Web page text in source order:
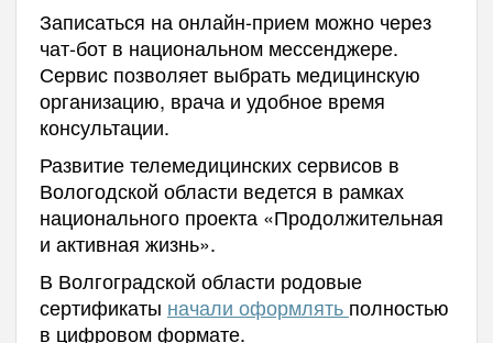
Записаться на онлайн-прием можно через
чат-бот в национальном мессенджере.
Сервис позволяет выбрать медицинскую
организацию, врача и удобное время
консультации.
Развитие телемедицинских сервисов в
Вологодской области ведется в рамках
национального проекта «Продолжительная
и активная жизнь».
В Волгоградской области родовые
сертификаты начали оформлять полностью
в цифровом формате.